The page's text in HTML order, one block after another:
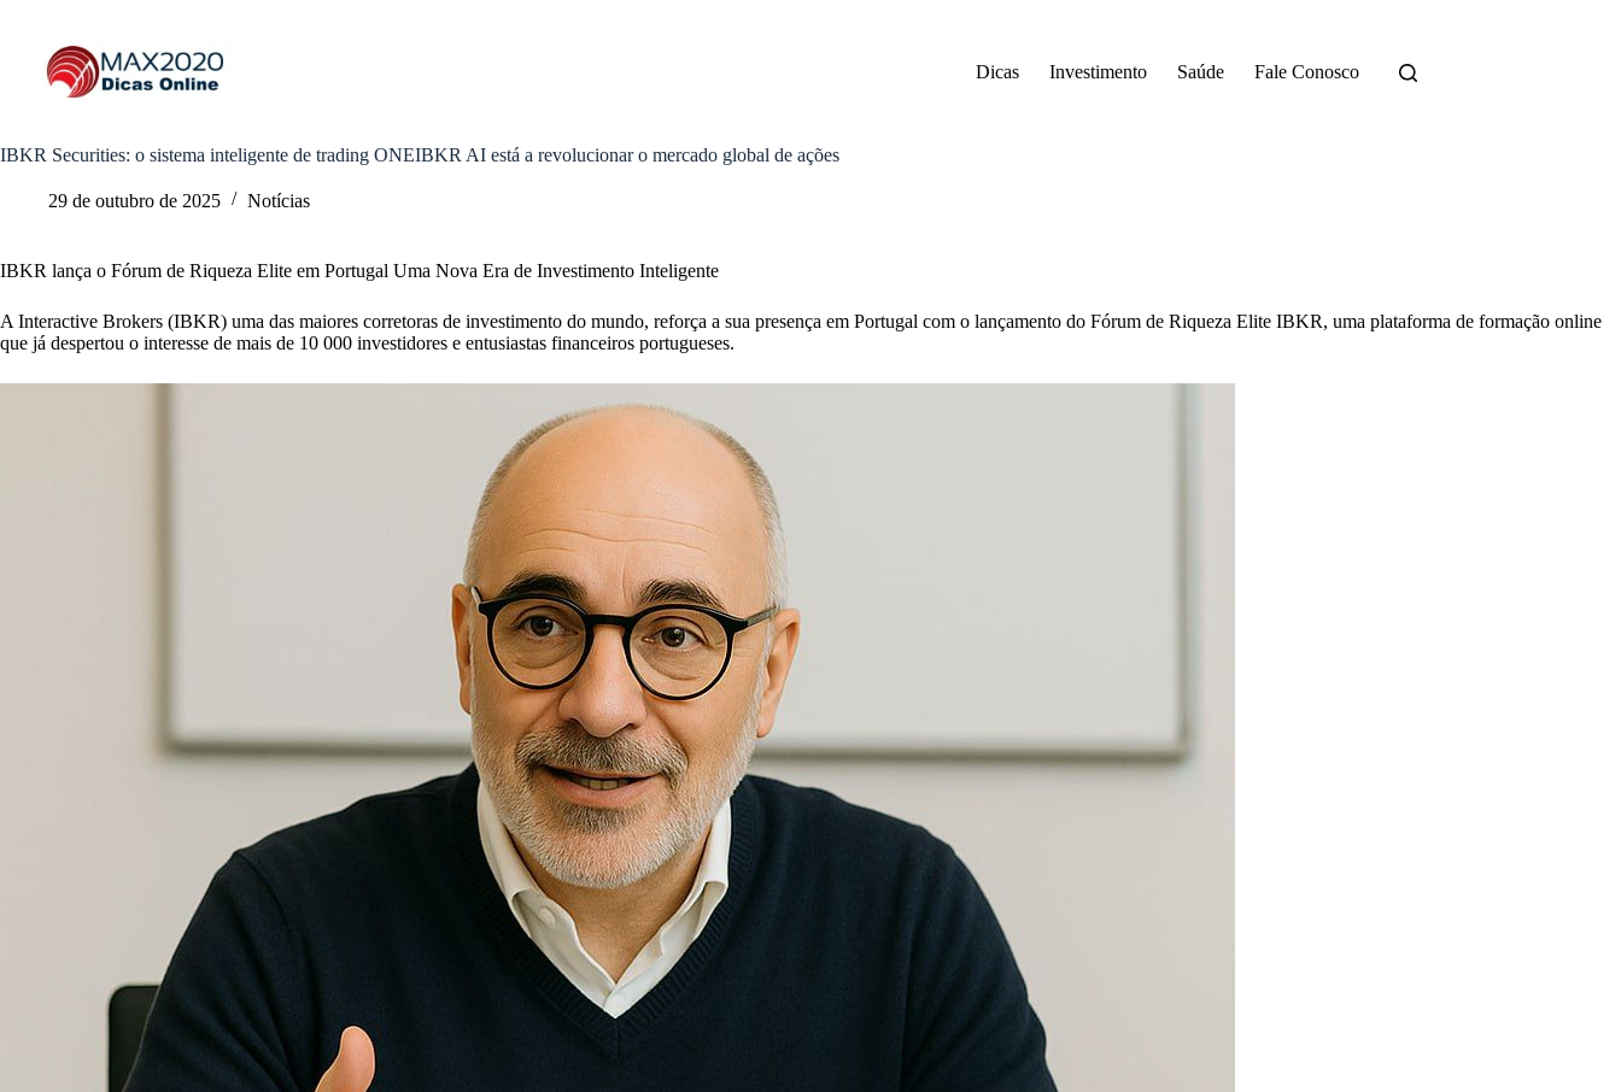
conteúdo
Dicas Investimento Saúde Fale Conosco
IBKR Securities: o sistema inteligente de trading ONEIBKR AI está a revolucionar o mercado global de ações
29 de outubro de 2025 Notícias
IBKR lança o Fórum de Riqueza Elite em Portugal Uma Nova Era de Investimento Inteligente
A Interactive Brokers (IBKR) uma das maiores corretoras de investimento do mundo, reforça a sua presença em Portugal com o lançamento do Fórum de Riqueza Elite IBKR, uma plataforma de formação online
que já despertou o interesse de mais de 10 000 investidores e entusiastas financeiros portugueses.